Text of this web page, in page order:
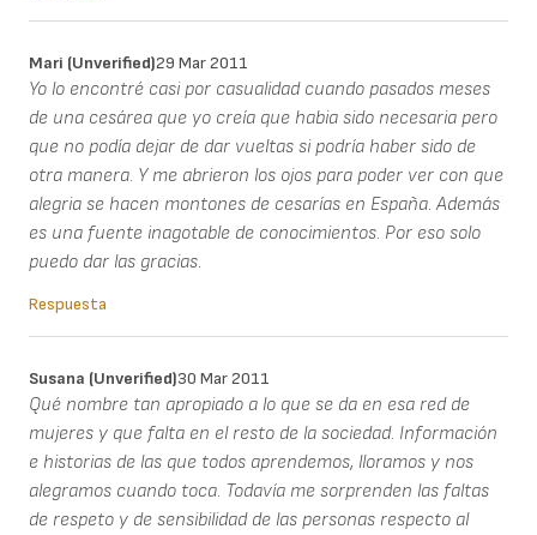
Mari (unverified)29 Mar 2011
Yo lo encontré casi por casualidad cuando pasados meses
de una cesárea que yo creía que habia sido necesaria pero
que no podía dejar de dar vueltas si podría haber sido de
otra manera. Y me abrieron los ojos para poder ver con que
alegria se hacen montones de cesarías en España. Además
es una fuente inagotable de conocimientos. Por eso solo
puedo dar las gracias.
Respuesta
Susana (unverified)30 Mar 2011
Qué nombre tan apropiado a lo que se da en esa red de
mujeres y que falta en el resto de la sociedad. Información
e historias de las que todos aprendemos, lloramos y nos
alegramos cuando toca. Todavía me sorprenden las faltas
de respeto y de sensibilidad de las personas respecto al